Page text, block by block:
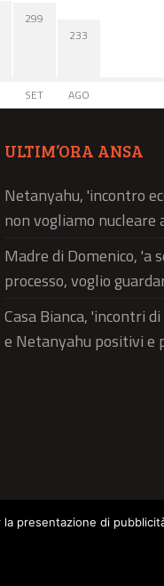
299
SET
233
AGO
ULTIM’ORA ANSA
Netanyahu, 'incontro
non vogliamo nucleare
Madre di Domenico, 'a
processo, voglio
Casa Bianca, 'incontri
e Netanyahu positivi e
presentazione di